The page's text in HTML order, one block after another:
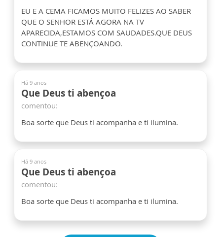
EU E A CEMA FICAMOS MUITO FELIZES AO SABER
QUE O SENHOR ESTÁ AGORA NA TV
APARECIDA,ESTAMOS COM SAUDADES.QUE DEUS
CONTINUE TE ABENÇOANDO.
Há 9 anos
Que Deus ti abençoa
comentou:
Boa sorte que Deus ti acompanha e ti ilumina.
Há 9 anos
Que Deus ti abençoa
comentou:
Boa sorte que Deus ti acompanha e ti ilumina.